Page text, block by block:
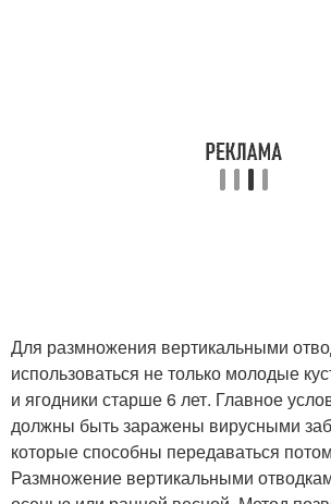
Для размножения вертикальными
использоваться не только молодые
и ягодники старше 6 лет. Главное
должны быть заражены вирусными
которые способны передаваться
Размножение вертикальными